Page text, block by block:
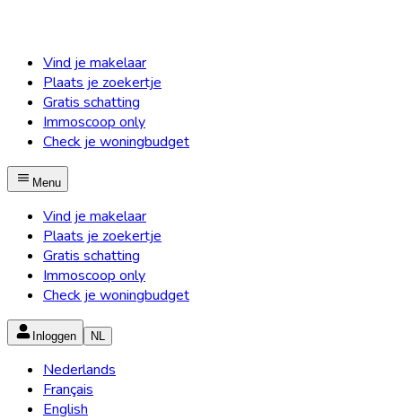
Vind je makelaar
Plaats je zoekertje
Gratis schatting
Immoscoop only
Check je woningbudget
Menu
Vind je makelaar
Plaats je zoekertje
Gratis schatting
Immoscoop only
Check je woningbudget
Inloggen NL
Nederlands
Français
English